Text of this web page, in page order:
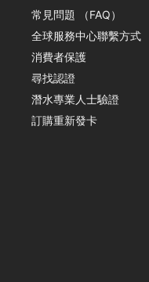
常見問題 （FAQ）
全球服務中心聯繫方式
消費者保護
尋找認證
潛水專業人士驗證
訂購重新發卡